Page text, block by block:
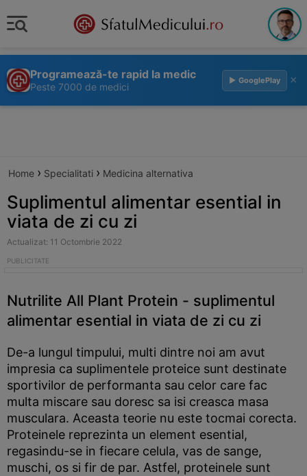
Programează-te rapid la medic
Peste 7000 de medici
▶ GooglePlay ×
Home › Specialitati › Medicina alternativa
Suplimentul alimentar esential in
viata de zi cu zi
Actualizat: 11 Octombrie 2022
Nutrilite All Plant Protein - suplimentul
alimentar esential in viata de zi cu zi
De-a lungul timpului, multi dintre noi am avut
impresia ca suplimentele proteice sunt destinate
sportivilor de performanta sau celor care fac
multa miscare sau doresc sa isi creasca masa
musculara. Aceasta teorie nu este tocmai corecta.
Proteinele reprezinta un element esential,
regasindu-se in fiecare celula, vas de sange,
muschi, os si fir de par. Astfel, proteinele sunt